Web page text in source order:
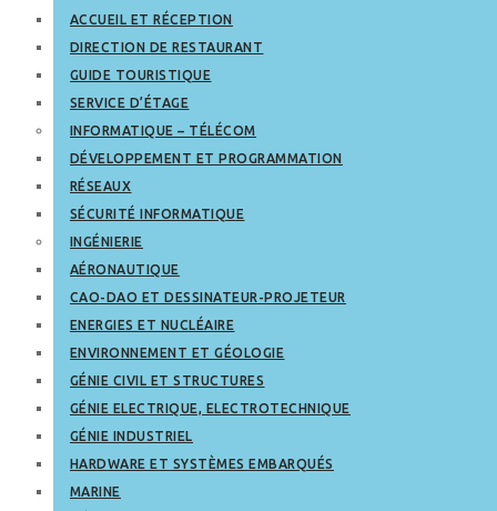
ACCUEIL ET RÉCEPTION
DIRECTION DE RESTAURANT
GUIDE TOURISTIQUE
SERVICE D’ÉTAGE
INFORMATIQUE – TÉLÉCOM
DÉVELOPPEMENT ET PROGRAMMATION
RÉSEAUX
SÉCURITÉ INFORMATIQUE
INGÉNIERIE
AÉRONAUTIQUE
CAO-DAO ET DESSINATEUR-PROJETEUR
ENERGIES ET NUCLÉAIRE
ENVIRONNEMENT ET GÉOLOGIE
GÉNIE CIVIL ET STRUCTURES
GÉNIE ELECTRIQUE, ELECTROTECHNIQUE
GÉNIE INDUSTRIEL
HARDWARE ET SYSTÈMES EMBARQUÉS
MARINE